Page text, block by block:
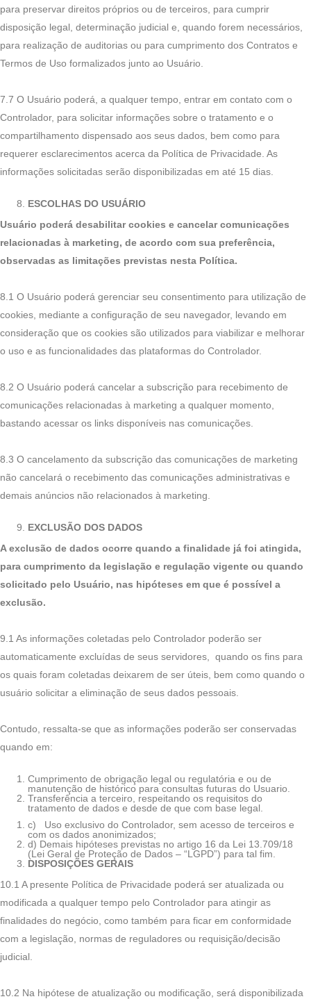
para preservar direitos próprios ou de terceiros, para cumprir
disposição legal, determinação judicial e, quando forem necessários,
para realização de auditorias ou para cumprimento dos Contratos e
Termos de Uso formalizados junto ao Usuário.
7.7 O Usuário poderá, a qualquer tempo, entrar em contato com o
Controlador, para solicitar informações sobre o tratamento e o
compartilhamento dispensado aos seus dados, bem como para
requerer esclarecimentos acerca da Política de Privacidade. As
informações solicitadas serão disponibilizadas em até 15 dias.
ESCOLHAS DO USUÁRIO
Usuário poderá desabilitar cookies e cancelar comunicações
relacionadas à marketing, de acordo com sua preferência,
observadas as limitações previstas nesta Política.
8.1 O Usuário poderá gerenciar seu consentimento para utilização de
cookies, mediante a configuração de seu navegador, levando em
consideração que os cookies são utilizados para viabilizar e melhorar
o uso e as funcionalidades das plataformas do Controlador.
8.2 O Usuário poderá cancelar a subscrição para recebimento de
comunicações relacionadas à marketing a qualquer momento,
bastando acessar os links disponíveis nas comunicações.
8.3 O cancelamento da subscrição das comunicações de marketing
não cancelará o recebimento das comunicações administrativas e
demais anúncios não relacionados à marketing.
EXCLUSÃO DOS DADOS
A exclusão de dados ocorre quando a finalidade já foi atingida,
para cumprimento da legislação e regulação vigente ou quando
solicitado pelo Usuário, nas hipóteses em que é possível a
exclusão.
9.1 As informações coletadas pelo Controlador poderão ser
automaticamente excluídas de seus servidores, quando os fins para
os quais foram coletadas deixarem de ser úteis, bem como quando o
usuário solicitar a eliminação de seus dados pessoais.
Contudo, ressalta-se que as informações poderão ser conservadas
quando em:
Cumprimento de obrigação legal ou regulatória e ou de
manutenção de histórico para consultas futuras do Usuario.
Transferência a terceiro, respeitando os requisitos do
tratamento de dados e desde de que com base legal.
c) Uso exclusivo do Controlador, sem acesso de terceiros e
com os dados anonimizados;
d) Demais hipóteses previstas no artigo 16 da Lei 13.709/18
(Lei Geral de Proteção de Dados – “LGPD”) para tal fim.
DISPOSIÇÕES GERAIS
10.1 A presente Política de Privacidade poderá ser atualizada ou
modificada a qualquer tempo pelo Controlador para atingir as
finalidades do negócio, como também para ficar em conformidade
com a legislação, normas de reguladores ou requisição/decisão
judicial.
10.2 Na hipótese de atualização ou modificação, será disponibilizada